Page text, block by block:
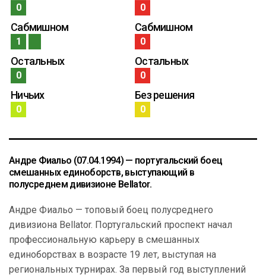
0
Сабмишном
1
Остальных
0
Ничьих
0
0
Сабмишном
0
Остальных
0
Без решения
0
Андре Фиальо (07.04.1994) — португальский боец
смешанных единоборств, выступающий в
полусреднем дивизионе Bellator.
Андре Фиальо — топовый боец полусреднего
дивизиона Bellator. Португальский проспект начал
профессиональную карьеру в смешанных
единоборствах в возрасте 19 лет, выступая на
региональных турнирах. За первый год выступлений